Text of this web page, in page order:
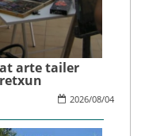
arte tailer
2026/08/04